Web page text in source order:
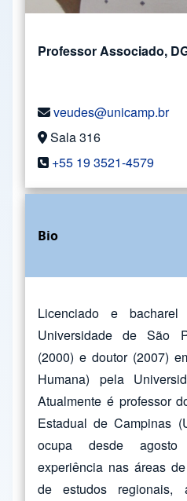
Professor Associado,
veudes@unicamp.br
Sala 316
+55 19 3521-4579
Bio
Licenciado e
Universidade de São
(2000) e doutor (2007)
Humana) pela
Atualmente é professor
Estadual de Campinas
ocupa desde
experiência nas áreas
de estudos regionais,